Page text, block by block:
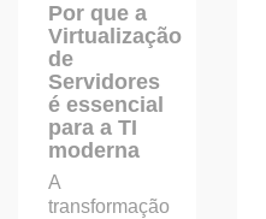
Por que a
Virtualização
de
Servidores
é essencial
para a TI
moderna
A
transformação